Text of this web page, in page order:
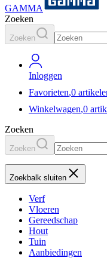
GAMMA
Zoeken
Zoeken
Inloggen
Favorieten,0
Winkelwagen,0
Zoeken
Zoeken
Zoekbalk sluiten
Verf
Vloeren
Gereedschap
Hout
Tuin
Aanbiedingen